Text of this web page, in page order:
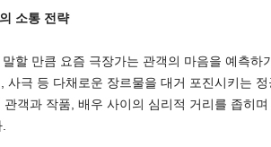
소통 전략
할 만큼 요즘 극장가는 관객의 마음을 예측하
극 등 다채로운 장르물을 대거 포진시키는 정
객과 작품, 배우 사이의 심리적 거리를 좁히며